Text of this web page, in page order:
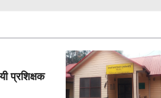
प्रशिक्षक